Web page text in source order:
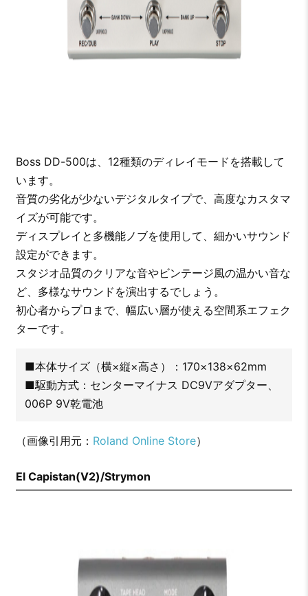
Boss DD-500は、12種類のディレイモードを搭載して
います。
音質の劣化が少ないデジタルタイプで、高度なカスタマ
イズが可能です。
ディスプレイと多機能ノブを使用して、細かいサウンド
設定ができます。
スタジオ品質のクリアな音やビンテージ風の温かい音な
ど、多様なサウンドを演出するでしょう。
初心者からプロまで、幅広い層が使える空間系エフェク
ターです。
■本体サイズ（横×縦×高さ）：170×138×62mm
■駆動方式：センターマイナス DC9Vアダプター、
006P 9V乾電池
（画像引用元： Roland Online Store）
El Capistan(V2)/Strymon